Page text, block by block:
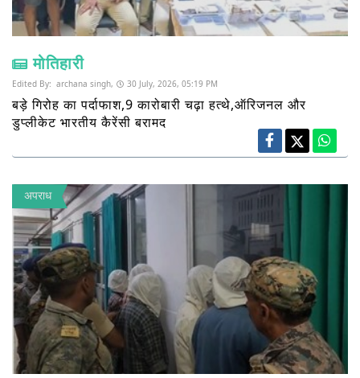
मोतिहारी
Edited By: archana singh, 30 July, 2026, 05:19 PM
बड़े गिरोह का पर्दाफाश,9 कारोबारी चढ़ा हत्थे,ऑरिजनल और
डुप्लीकेट भारतीय कैरेंसी बरामद
अपराध